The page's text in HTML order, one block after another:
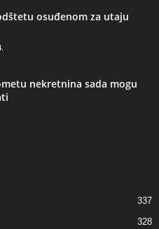
osuđenom za utaju
nekretnina sada mogu
337
328